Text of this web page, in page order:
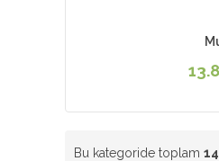
Bu kategoride toplam 14